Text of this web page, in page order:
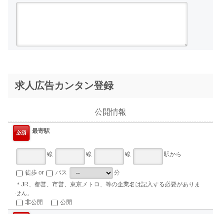
求人広告カンタン登録
公開情報
必須 最寄駅
線 線 線 駅から
徒歩 or バス
分
＊JR、都営、市営、東京メトロ、等の企業名は記入する必要がありま
せん。
非公開
公開